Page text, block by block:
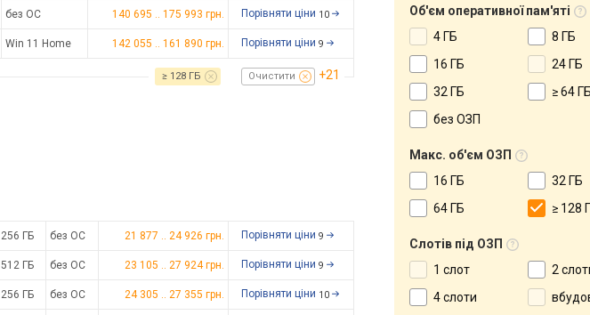
без ОС 140 695 175 993 грн. Порівняти ціни 10
Win 11 Home 142 055 161 890 грн. Порівняти ціни 9
≥ 128 ГБ Очистити +21
256 ГБ без ОС 21 877 24 926 грн. Порівняти ціни 9
512 ГБ без ОС 23 105 27 924грн. Порівняти ціни 9
256 ГБ без ОС 24 305 27 355 грн. Порівняти ціни 10
Об'єм оперативної пам'яті
4 ГБ
8 ГБ
16 ГБ
24 ГБ
32 ГБ
≥ 64
без ОЗП
Макс. об'єм ОЗП
16 ГБ
32 ГБ
64 ГБ
≥ 128
Слотів під ОЗП
1 слот
2
4 слоти